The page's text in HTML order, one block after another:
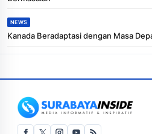
NEWS
Kanada Beradaptasi dengan Masa